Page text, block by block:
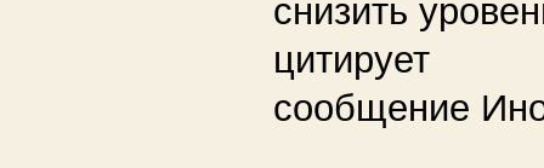
снизить
цитирует
сообщение